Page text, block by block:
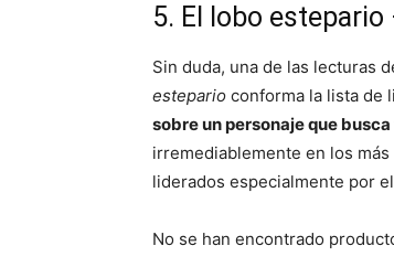
5. El lobo
Sin duda, una de las lecturas
estepario conforma la lista de
sobre un personaje que
irremediablemente en los
liderados especialmente por
No se han encontrado